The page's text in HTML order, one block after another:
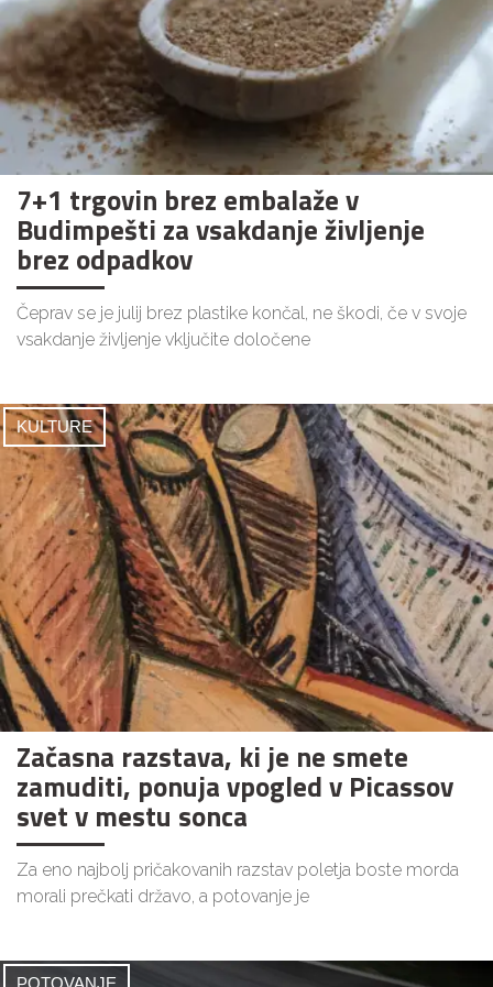
7+1 trgovin brez embalaže v
Budimpešti za vsakdanje življenje
brez odpadkov
Čeprav se je julij brez plastike končal, ne škodi, če v svoje
vsakdanje življenje vključite določene
KULTURE
Začasna razstava, ki je ne smete
zamuditi, ponuja vpogled v Picassov
svet v mestu sonca
Za eno najbolj pričakovanih razstav poletja boste morda
morali prečkati državo, a potovanje je